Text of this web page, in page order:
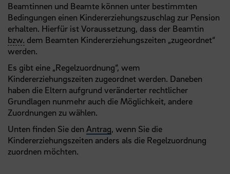
Beamtinnen und Beamte können unter bestimmten
Bedingungen einen Kindererziehungszuschlag zur Pension
erhalten. Hierfür ist Voraussetzung, dass der Beamtin
bzw. dem Beamten Kindererziehungszeiten „zugeordnet“
werden.
Es gibt eine „Regelzuordnung“, wem
Kindererziehungszeiten zugeordnet werden. Daneben
haben die Eltern aufgrund veränderter rechtlicher
Grundlagen nunmehr auch die Möglichkeit, andere
Zuordnungen zu wählen.
Unten finden Sie den Antrag, wenn Sie die
Kindererziehungszeiten anders als die Regelzuordnung
zuordnen möchten.